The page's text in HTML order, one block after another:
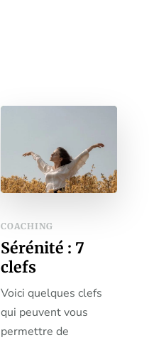
COACHING
Sérénité : 7
clefs
Voici quelques clefs
qui peuvent vous
permettre de